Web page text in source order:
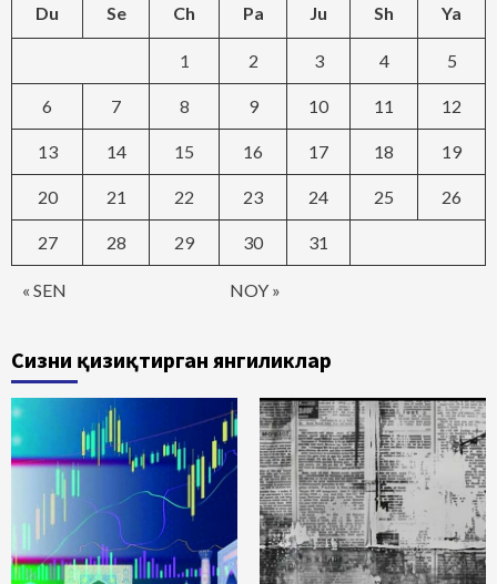
Du Se Ch Pa Ju Sh Ya
« SEN NOY »
1 2 3 4 5
6 7 8 9 10 11 12
13 14 15 16 17 18 19
20 21 22 23 24 25 26
27 28 29 30 31
Сизни қизиқтирган янгиликлар